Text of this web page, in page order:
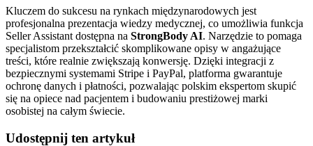
Kluczem do sukcesu na rynkach międzynarodowych jest
profesjonalna prezentacja wiedzy medycznej, co umożliwia funkcja
Seller Assistant dostępna na StrongBody AI. Narzędzie to pomaga
specjalistom przekształcić skomplikowane opisy w angażujące
treści, które realnie zwiększają konwersję. Dzięki integracji z
bezpiecznymi systemami Stripe i PayPal, platforma gwarantuje
ochronę danych i płatności, pozwalając polskim ekspertom skupić
się na opiece nad pacjentem i budowaniu prestiżowej marki
osobistej na całym świecie.
Udostępnij ten artykuł